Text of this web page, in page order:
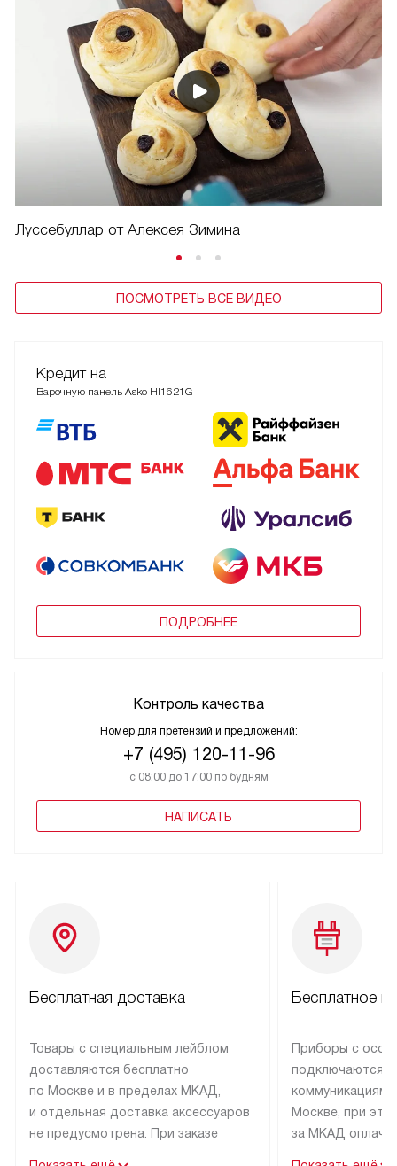
Луссебуллар от Алексея Зимина
ПОСМОТРЕТЬ ВСЕ ВИДЕО
Кредит на
Варочную панель Asko HI1621G
ПОДРОБНЕЕ
Контроль качества
Номер для претензий и предложений:
+7 (495) 120-11-96
с 08:00 до 17:00 по будням
НАПИСАТЬ
Бесплатная доставка
Товары с специальным лейблом
доставляются бесплатно
по Москве и в пределах МКАД,
и отдельная доставка аксессуаров
не предусмотрена. При заказе
Бесплатное
Приборы с
подключаются к
коммуникациям
Москве, при
за МКАД